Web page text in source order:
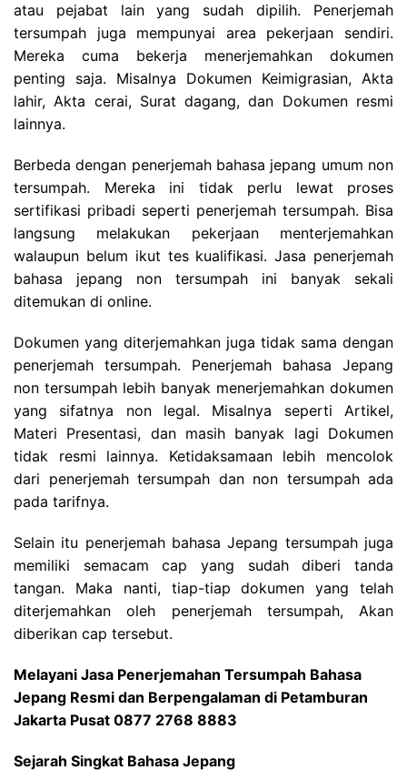
atau pejabat lain yang sudah dipilih. Penerjemah
tersumpah juga mempunyai area pekerjaan sendiri.
Mereka cuma bekerja menerjemahkan dokumen
penting saja. Misalnya Dokumen Keimigrasian, Akta
lahir, Akta cerai, Surat dagang, dan Dokumen resmi
lainnya.
Berbeda dengan penerjemah bahasa jepang umum non
tersumpah. Mereka ini tidak perlu lewat proses
sertifikasi pribadi seperti penerjemah tersumpah. Bisa
langsung melakukan pekerjaan menterjemahkan
walaupun belum ikut tes kualifikasi. Jasa penerjemah
bahasa jepang non tersumpah ini banyak sekali
ditemukan di online.
Dokumen yang diterjemahkan juga tidak sama dengan
penerjemah tersumpah. Penerjemah bahasa Jepang
non tersumpah lebih banyak menerjemahkan dokumen
yang sifatnya non legal. Misalnya seperti Artikel,
Materi Presentasi, dan masih banyak lagi Dokumen
tidak resmi lainnya. Ketidaksamaan lebih mencolok
dari penerjemah tersumpah dan non tersumpah ada
pada tarifnya.
Selain itu penerjemah bahasa Jepang tersumpah juga
memiliki semacam cap yang sudah diberi tanda
tangan. Maka nanti, tiap-tiap dokumen yang telah
diterjemahkan oleh penerjemah tersumpah, Akan
diberikan cap tersebut.
Melayani Jasa Penerjemahan Tersumpah Bahasa
Jepang Resmi dan Berpengalaman di Petamburan
Jakarta Pusat 0877 2768 8883
Sejarah Singkat Bahasa Jepang